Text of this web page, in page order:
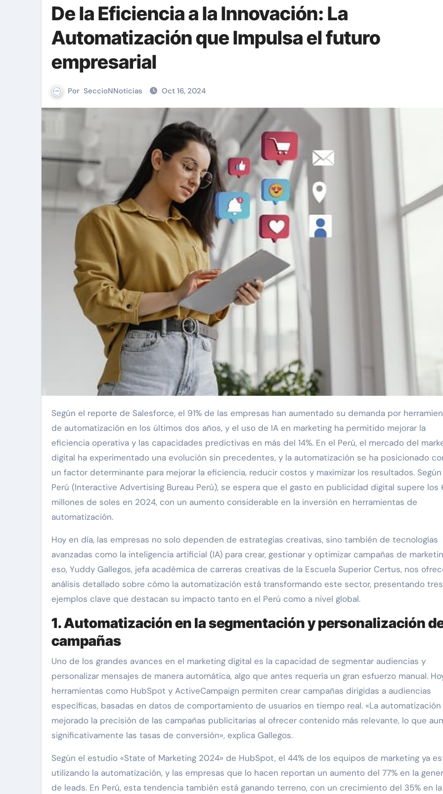
De la Eficiencia a la Innovación: La
Automatización que Impulsa el futuro
empresarial
Por SeccioNNoticias Oct 16, 2024
Según el reporte de Salesforce, el 91% de las empresas han aumentado su demanda por herramientas
de automatización en los últimos dos años, y el uso de IA en marketing ha permitido mejorar la
eficiencia operativa y las capacidades predictivas en más del 14%. En el Perú, el mercado del
digital ha experimentado una evolución sin precedentes, y la automatización se ha posicionado
un factor determinante para mejorar la eficiencia, reducir costos y maximizar los resultados. Según
Perú (Interactive Advertising Bureau Perú), se espera que el gasto en publicidad digital supere los
millones de soles en 2024, con un aumento considerable en la inversión en herramientas de
automatización.
Hoy en día, las empresas no solo dependen de estrategias creativas, sino también de tecnologías
avanzadas como la inteligencia artificial (IA) para crear, gestionar y optimizar campañas de
eso, Yuddy Gallegos, jefa académica de carreras creativas de la Escuela Superior Certus, nos
análisis detallado sobre cómo la automatización está transformando este sector, presentando tres
ejemplos clave que destacan su impacto tanto en el Perú como a nivel global.
1. Automatización en la segmentación y personalización
campañas
Uno de los grandes avances en el marketing digital es la capacidad de segmentar audiencias y
personalizar mensajes de manera automática, algo que antes requería un gran esfuerzo manual.
herramientas como HubSpot y ActiveCampaign permiten crear campañas dirigidas a audiencias
específicas, basadas en datos de comportamiento de usuarios en tiempo real. «La automatización
mejorado la precisión de las campañas publicitarias al ofrecer contenido más relevante, lo que
significativamente las tasas de conversión», explica Gallegos.
Según el estudio «State of Marketing 2024» de HubSpot, el 44% de los equipos de marketing ya
utilizando la automatización, y las empresas que lo hacen reportan un aumento del 77% en la
de leads. En Perú, esta tendencia también está ganando terreno, con un crecimiento del 35% en la